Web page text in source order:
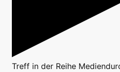
Treff in der Reihe